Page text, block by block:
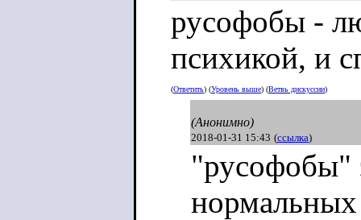
русофобы -
психикой, и
(Ответить) (Уровень выше) (Ветвь дискуссии)
(Анонимно)
2018-01-31 15:43 (ссылка)
"русофобы"